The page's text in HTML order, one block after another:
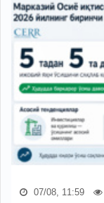
07/08, 11:59